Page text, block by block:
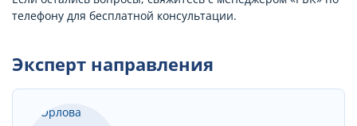
телефону для бесплатной консультации.
Эксперт направления